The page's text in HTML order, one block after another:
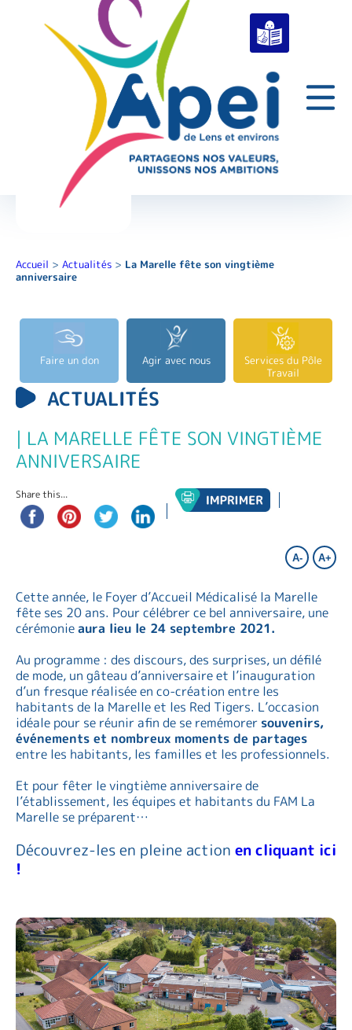
Accueil > Actualités > La Marelle fête son vingtième
anniversaire
Faire un don Agir avec nous
Services du Pôle
Travail
ACTUALITÉS
| LA MARELLE FÊTE SON VINGTIÈME
ANNIVERSAIRE
Share this...
A- A+
Cette année, le Foyer d’Accueil Médicalisé la Marelle
fête ses 20 ans. Pour célébrer ce bel anniversaire, une
cérémonieaura lieu le 24 septembre 2021.
Au programme : des discours, des surprises, un défilé
de mode, un gâteau d’anniversaire et l’inauguration
d’un fresque réalisée en co-création entre les
habitants de la Marelle et les Red Tigers. L’occasion
idéale pour se réunir afin de se remémorer souvenirs,
événements et nombreux moments de partages
entre les habitants, les familles et les professionnels.
Et pour fêter le vingtième anniversaire de
l’établissement, les équipes et habitants du FAM La
Marelle se préparent…
Découvrez-les en pleine action en cliquant ici
!